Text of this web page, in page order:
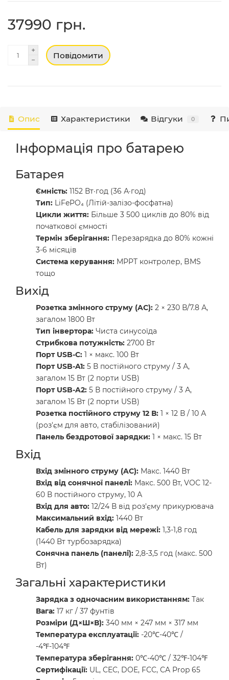
37990 грн.
Повідомити
Опис Характеристики Відгуки 0
Інформація про батарею
Батарея
Ємність: 1152 Вт·год (36 А·год)
Тип: LiFePO₄ (Літій-залізо-фосфатна)
Цикли життя: Більше 3 500 циклів до 80% від
початкової ємності
Термін зберігання: Перезарядка до 80% кожні
3-6 місяців
Система керування: MPPT контролер, BMS
тощо
Вихід
Розетка змінного струму (AC): 2 × 230 В/7.8 А,
загалом 1800 Вт
Тип інвертора: Чиста синусоїда
Стрибкова потужність: 2700 Вт
Порт USB-C: 1 × макс. 100 Вт
Порт USB-A1: 5 В постійного струму / 3 А,
загалом 15 Вт (2 порти USB)
Порт USB-A2: 5 В постійного струму / 3 А,
загалом 15 Вт (2 порти USB)
Розетка постійного струму 12 В: 1 × 12 В / 10 А
(роз'єм для авто, стабілізований)
Панель бездротової зарядки: 1 × макс. 15 Вт
Вхід
Вхід змінного струму (AC): Макс. 1440 Вт
Вхід від сонячної панелі: Макс. 500 Вт, VOC 12-
60 В постійного струму, 10 А
Вхід для авто: 12/24 В від роз'єму прикурювача
Максимальний вхід: 1440 Вт
Кабель для зарядки від мережі: 1,3-1,8 год
(1440 Вт турбозарядка)
Сонячна панель (панелі): 2,8-3,5 год (макс. 500
Вт)
Загальні характеристики
Зарядка з одночасним використанням: Так
Вага: 17 кг / 37 фунтів
Розміри (Д×Ш×В): 340 мм × 247 мм × 317 мм
Температура експлуатації: -20℃-40℃ /
-4℉-104℉
Температура зберігання: 0℃-40℃ / 32℉-104℉
Сертифікації: UL, CEC, DOE, FCC, CA Prop 65